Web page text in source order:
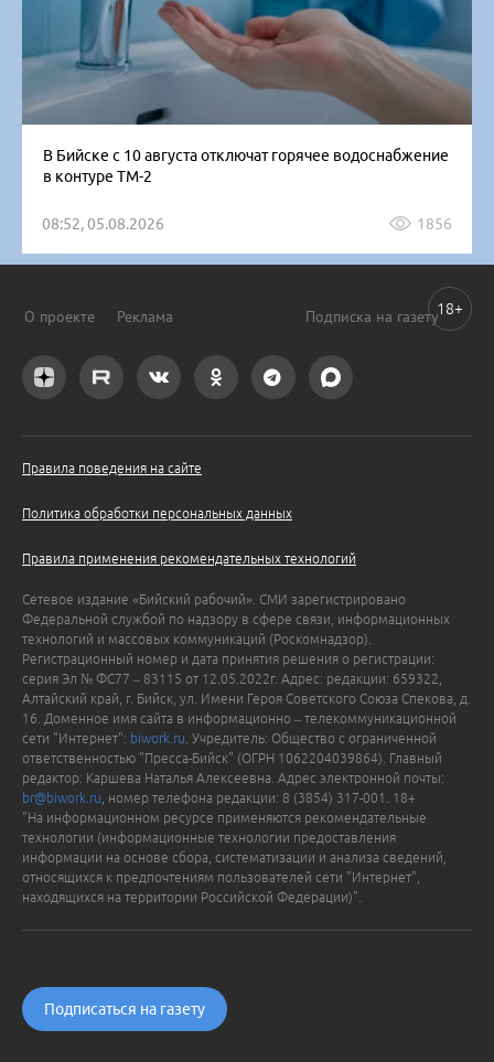
В Бийске с 10 августа отключат горячее водоснабжение
в контуре ТМ-2
08:52, 05.08.2026 1856
О проекте Реклама Подписка на газету
Правила поведения на сайте
Политика обработки персональных данных
Правила применения рекомендательных технологий
Сетевое издание «Бийский рабочий». СМИ зарегистрировано
Федеральной службой по надзору в сфере связи, информационных
технологий и массовых коммуникаций (Роскомнадзор).
Регистрационный номер и дата принятия решения о регистрации:
серия Эл № ФС77 – 83115 от 12.05.2022г. Адрес: редакции: 659322,
Алтайский край, г. Бийск, ул. Имени Героя Советского Союза Спекова, д.
16. Доменное имя сайта в информационно – телекоммуникационной
сети "Интернет": biwork.ru . Учредитель: Общество с ограниченной
ответственностью "Пресса-Бийск" (ОГРН 1062204039864). Главный
редактор: Каршева Наталья Алексеевна. Адрес электронной почты:
br@biwork.ru , номер телефона редакции: 8 (3854) 317-001. 18+
"На информационном ресурсе применяются рекомендательные
технологии (информационные технологии предоставления
информации на основе сбора, систематизации и анализа сведений,
относящихся к предпочтениям пользователей сети "Интернет",
находящихся на территории Российской Федерации)".
Подписаться на газету
18+